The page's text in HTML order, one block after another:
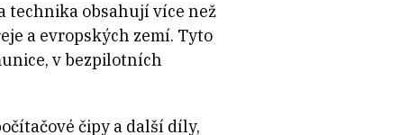
technika obsahují více než
a evropských zemí. Tyto
v bezpilotních
čipy a další díly,